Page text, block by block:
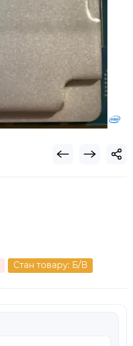
Стан товару: Б/В